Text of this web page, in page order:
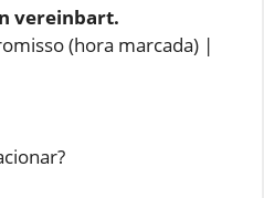
vereinbart.
(hora marcada) |